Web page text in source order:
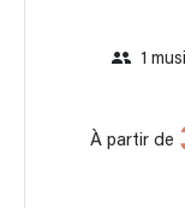
1
À partir de